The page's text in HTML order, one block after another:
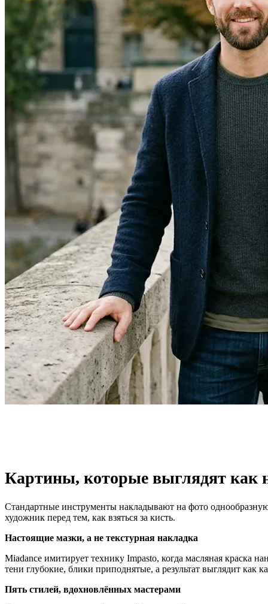
Картины, которые выглядят как
Стандартные инструменты накладывают на фото однообразную
художник перед тем, как взяться за кисть.
Настоящие мазки, а не текстурная накладка
Miadance имитирует технику Impasto, когда масляная краска
тени глубокие, блики приподнятые, а результат выглядит как
Пять стилей, вдохновлённых мастерами